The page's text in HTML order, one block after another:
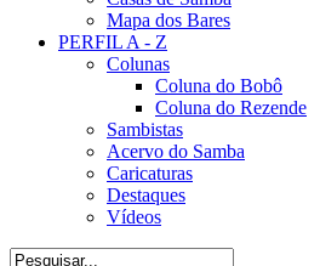
Mapa dos Bares
PERFIL A - Z
Colunas
Coluna do Bobô
Coluna do Rezende
Sambistas
Acervo do Samba
Caricaturas
Destaques
Vídeos